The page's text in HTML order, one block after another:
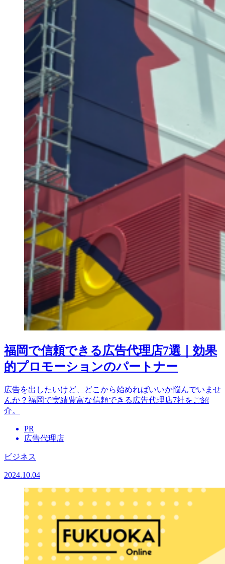
福岡で信頼できる広告代理店7選｜効果
的プロモーションのパートナー
広告を出したいけど、どこから始めればいいか悩んでいませ
んか？福岡で実績豊富な信頼できる広告代理店7社をご紹
介。
PR
広告代理店
ビジネス
2024.10.04